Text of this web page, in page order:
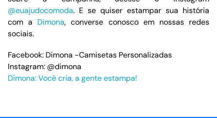
@euajudocomoda. E se quiser estampar sua história
com a Dimona, converse conosco em nossas redes
sociais.
Facebook: Dimona -Camisetas Personalizadas
Instagram: @dimona
Dimona: Você cria, a gente estampa!